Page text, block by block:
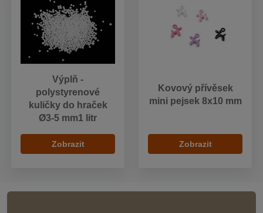
Výplň -
polystyrenové
kuličky do hraček
Ø3-5 mm1 litr
Zobrazit
Kovový přívěsek
mini pejsek 8x10 mm
Zobrazit